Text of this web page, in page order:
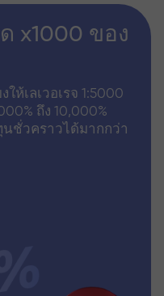
x1000 ของ
ห้เลเวอเรจ 1:5000
ถึง 10,000%
ชั่วคราวได้มากกว่า